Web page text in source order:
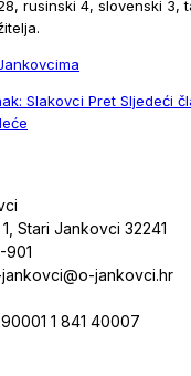
rusinski 4, slovenski 3,
Slakovci Pret Sljedeći
Stari Jankovci 32241
901
jankovci.hr
1 841 40007